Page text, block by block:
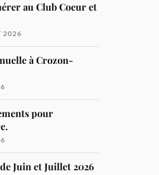
au Club Coeur et
2026
à Crozon-
pour
Juin et Juillet 2026